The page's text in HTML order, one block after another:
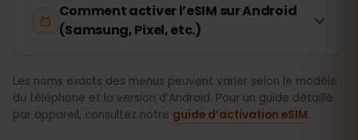
Comment activer l’eSIM sur Android
(Samsung, Pixel, etc.)
Les noms exacts des menus peuvent varier selon le modèle
du téléphone et la version d’Android. Pour un guide détaillé
par appareil, consultez notre guide d’activation eSIM.